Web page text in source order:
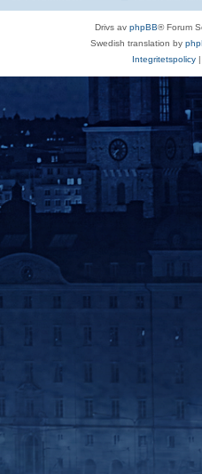
Drivs av phpBB® Forum
Swedish translation by
Integritetspolicy|